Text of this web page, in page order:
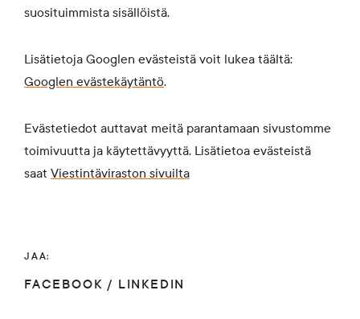
suosituimmista sisällöistä.
Lisätietoja Googlen evästeistä voit lukea täältä:
Googlen evästekäytäntö.
Evästetiedot auttavat meitä parantamaan sivustomme
toimivuutta ja käytettävyyttä. Lisätietoa evästeistä
saat Viestintäviraston sivuilta
JAA:
FACEBOOK / LINKEDIN